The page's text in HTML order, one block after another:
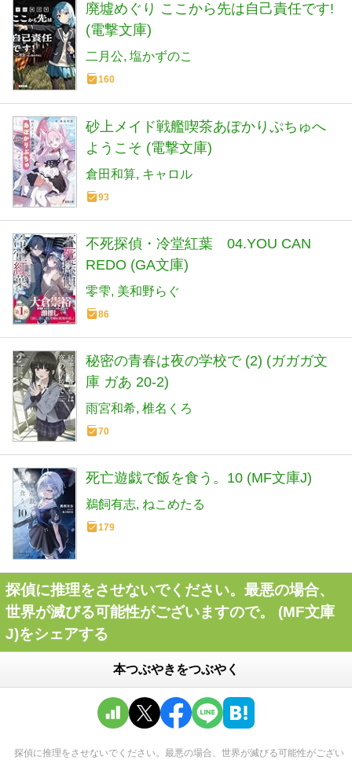
廃墟めぐり ここから先は自己責任です!
(電撃文庫)
二月公 塩かずのこ
160
砂上メイド戦艦喫茶あぽかりぷちゅへ
ようこそ (電撃文庫)
倉田和算 キャロル
93
不死探偵・冷堂紅葉 04.YOU CAN
REDO (GA文庫)
零雫 美和野らぐ
86
秘密の青春は夜の学校で (2) (ガガガ文
庫 ガあ 20-2)
雨宮和希 椎名くろ
70
死亡遊戯で飯を食う。10 (MF文庫J)
鵜飼有志 ねこめたる
179
探偵に推理をさせないでください。最悪の場合、
世界が滅びる可能性がございますので。 (MF文庫
J)をシェアする
本つぶやきをつぶやく
探偵に推理をさせないでください。最悪の場合、世界が滅びる可能性がござい